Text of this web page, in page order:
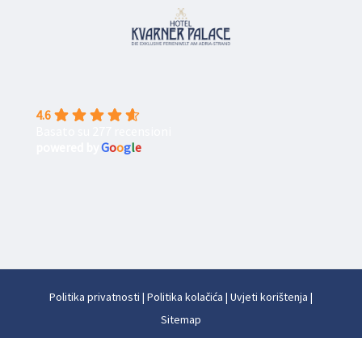
4.6
Google
Politika privatnosti | Politika kolačića | Uvjeti korištenja |
Sitemap